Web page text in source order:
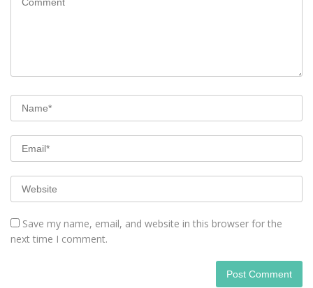
Save my name, email, and website in this browser for the
next time I comment.